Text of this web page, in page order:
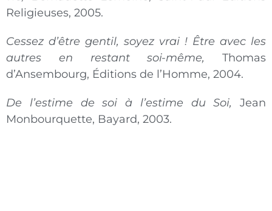
Religieuses, 2005.
Cessez d’être gentil, soyez vrai ! Être avec les
autres en restant soi-même, Thomas
d’Ansembourg, Éditions de l’Homme, 2004.
De l’estime de soi à l’estime du Soi, Jean
Monbourquette, Bayard, 2003.